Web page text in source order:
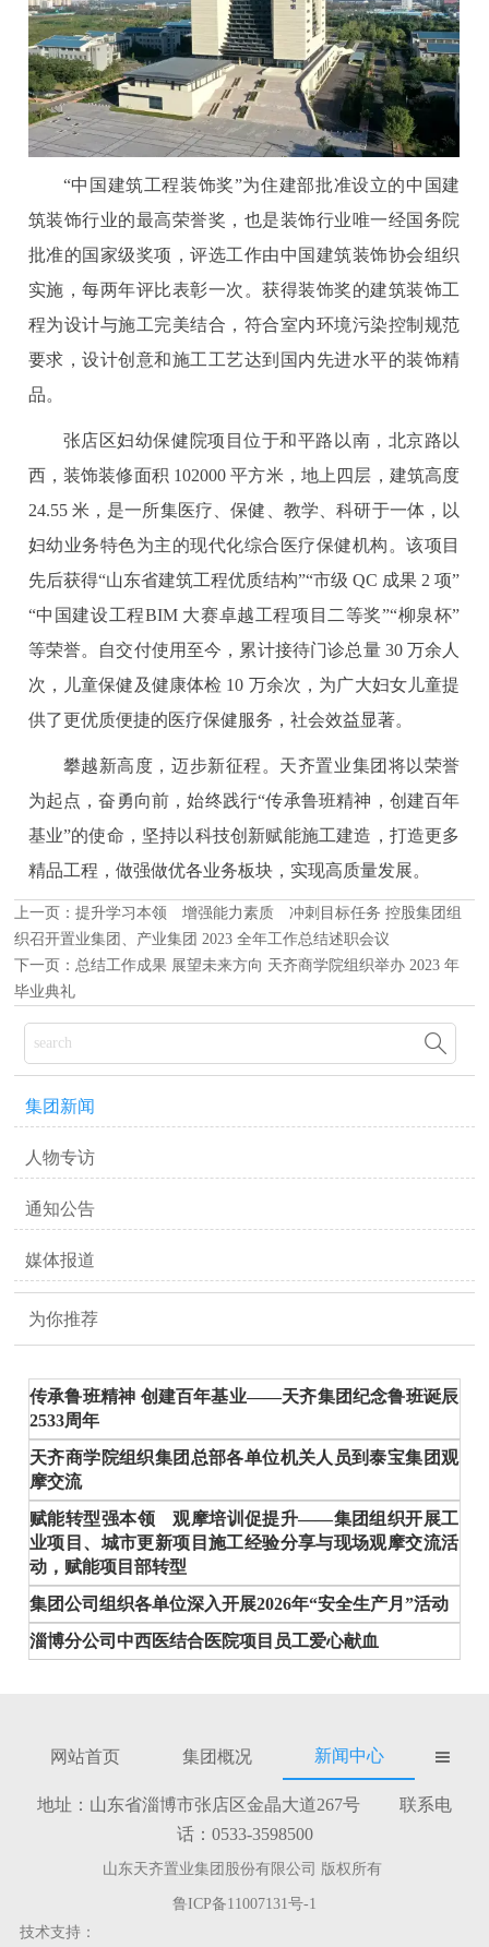
“中国建筑工程装饰奖”为住建部批准设立的中国建
筑装饰行业的最高荣誉奖，也是装饰行业唯一经国务院
批准的国家级奖项，评选工作由中国建筑装饰协会组织
实施，每两年评比表彰一次。获得装饰奖的建筑装饰工
程为设计与施工完美结合，符合室内环境污染控制规范
要求，设计创意和施工工艺达到国内先进水平的装饰精
品。
张店区妇幼保健院项目位于和平路以南，北京路以
西，装饰装修面积 102000 平方米，地上四层，建筑高度
24.55 米，是一所集医疗、保健、教学、科研于一体，以
妇幼业务特色为主的现代化综合医疗保健机构。该项目
先后获得“山东省建筑工程优质结构”“市级 QC 成果 2 项”
“中国建设工程BIM 大赛卓越工程项目二等奖”“柳泉杯”
等荣誉。自交付使用至今，累计接待门诊总量 30 万余人
次，儿童保健及健康体检 10 万余次，为广大妇女儿童提
供了更优质便捷的医疗保健服务，社会效益显著。
攀越新高度，迈步新征程。天齐置业集团将以荣誉
为起点，奋勇向前，始终践行“传承鲁班精神，创建百年
基业”的使命，坚持以科技创新赋能施工建造，打造更多
精品工程，做强做优各业务板块，实现高质量发展。
上一页：提升学习本领 增强能力素质 冲刺目标任务 控股集团组
织召开置业集团、产业集团 2023 全年工作总结述职会议
下一页：总结工作成果 展望未来方向 天齐商学院组织举办 2023 年
毕业典礼

集团新闻
人物专访
通知公告
媒体报道
为你推荐
传承鲁班精神 创建百年基业——天齐集团纪念鲁班诞辰
2533周年
天齐商学院组织集团总部各单位机关人员到泰宝集团观
摩交流
赋能转型强本领 观摩培训促提升——集团组织开展工
业项目、城市更新项目施工经验分享与现场观摩交流活
动，赋能项目部转型
集团公司组织各单位深入开展2026年“安全生产月”活动
淄博分公司中西医结合医院项目员工爱心献血
网站首页 集团概况 新闻中心 
地址：山东省淄博市张店区金晶大道267号 联系电
话：0533-3598500
山东天齐置业集团股份有限公司 版权所有
鲁ICP备11007131号-1
技术支持：